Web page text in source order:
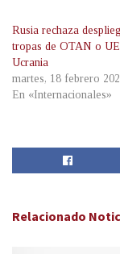
Rusia rechaza
tropas de OTAN o
Ucrania
martes, 18 febrero
En «Internacionales»
Relacionado